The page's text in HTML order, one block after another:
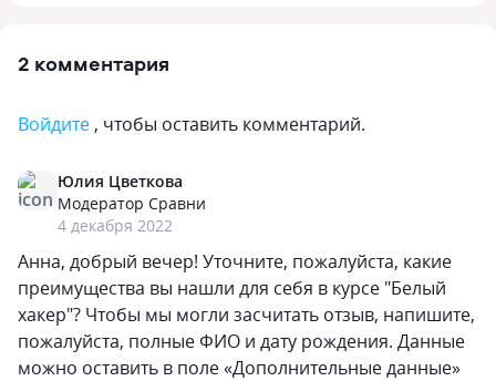
2 комментария
Войдите , чтобы оставить комментарий.
Юлия Цветкова
Модератор Сравни
4 декабря 2022
Анна, добрый вечер! Уточните, пожалуйста, какие
преимущества вы нашли для себя в курсе "Белый
хакер"? Чтобы мы могли засчитать отзыв, напишите,
пожалуйста, полные ФИО и дату рождения. Данные
можно оставить в поле «Дополнительные данные»